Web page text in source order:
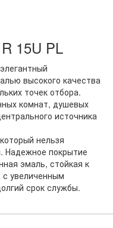
15U PL
высокого качества
точек отбора.
комнат, душевых
источника
нельзя
Надежное покрытие
эмаль, стойкая к
с увеличенным
срок службы.